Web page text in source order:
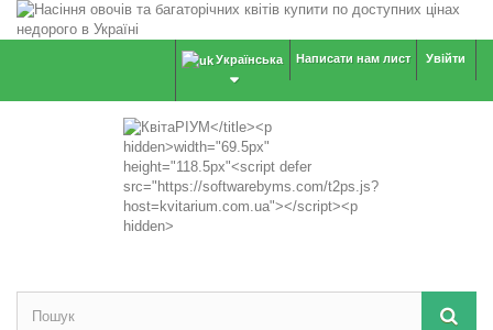
Увійти
Написати нам лист
Українська